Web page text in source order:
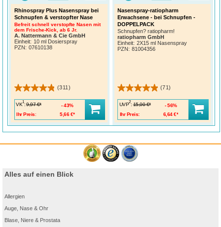
Rhinospray Plus Nasenspray bei
Schnupfen & verstopfter Nase
Befreit schnell verstopfte Nasen mit
dem Frische-Kick, ab 6 Jr.
A. Nattermann & Cie GmbH
Einheit: 10 ml Dosierspray
PZN : 07610138
(311)
VK
1
: 9,97 €*
Ihr Preis:
5,66 €*
43%
Nasenspray-ratiopharm
Erwachsene - bei Schnupfen -
DOPPELPACK
Schnupfen? ratiopharm!
ratiopharm GmbH
Einheit: 2X15 ml Nasenspray
PZN : 81004356
(71)
UVP
2
: 15,00 €*
Ihr Preis:
6,64 €*
56%
Alles auf einen Blick
Allergien
Auge, Nase & Ohr
Blase, Niere & Prostata